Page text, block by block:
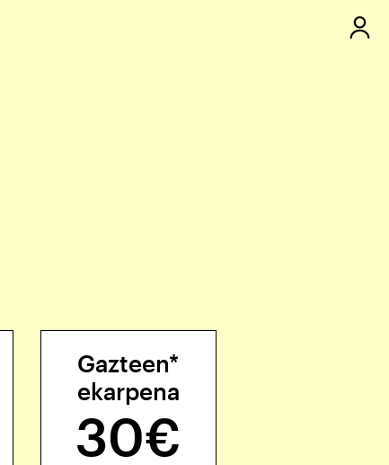
Gazteen*
ekarpena
30€